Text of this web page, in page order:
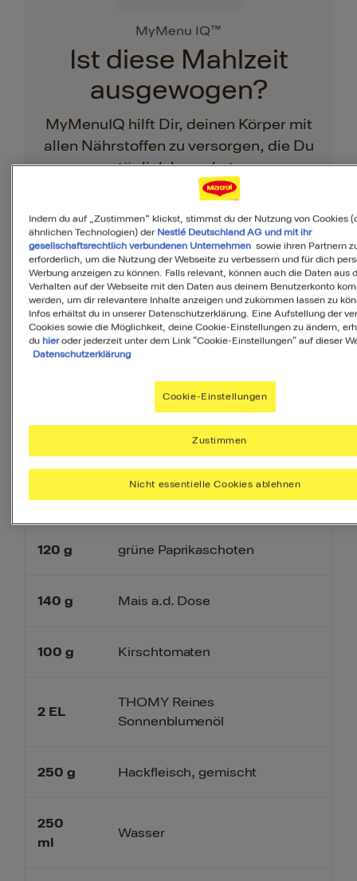
MyMenu IQ™
Ist diese Mahlzeit
ausgewogen?
MyMenuIQ hilft Dir, deinen Körper mit
allen Nährstoffen zu versorgen, die Du
täglich brauchst.
Ihr Menü erstellen
Beilage Vorspeise Dessert
Portionen
100g
120 g
140 g
100 g
2 EL
250 g
250
ml
Butternut-Kürbis
grüne Paprikaschoten
Mais a.d. Dose
Kirschtomaten
THOMY Reines
Sonnenblumenöl
Hackfleisch, gemischt
Wasser
Indem du auf „Zustimmen“ klickst, stimmst du der Nutzung von Cookies
ähnlichen Technologien) der Nestlé Deutschland AG und mit ihr
gesellschaftsrechtlich verbundenen Unternehmensowie ihren Partnern
erforderlich, um die Nutzung der Webseite zu verbessern und für dich
Werbung anzeigen zu können. Falls relevant, können auch die Daten aus
Verhalten auf der Webseite mit den Daten aus deinem Benutzerkonto
werden, um dir relevantere Inhalte anzeigen und zukommen lassen zu
Infos erhältst du in unserer Datenschutzerklärung. Eine Aufstellung der
Cookies sowie die Möglichkeit, deine Cookie-Einstellungen zu ändern,
du hieroder jederzeit unter dem Link "Cookie-Einstellungen" auf dieser
Datenschutzerklärung
Cookie-Einstellungen
Nicht essentielle Cookies ablehnen
Zustimmen